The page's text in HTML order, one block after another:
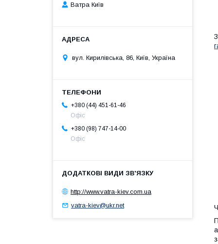
Ватра Київ
вул. Кирилівська, 86, Київ, Україна
+380 (44) 451-61-46
Офіс
+380 (98) 747-14-00
Офіс
http://www.vatra-kiev.com.ua
vatra-kiev@ukr.net